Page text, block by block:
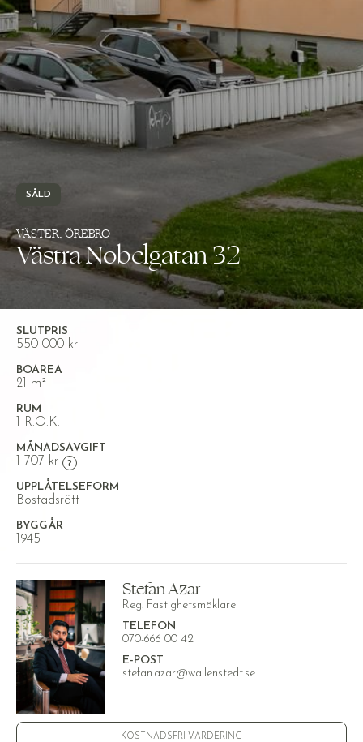
SÅLD
VÄSTER, ÖREBRO
Västra Nobelgatan 32
SLUTPRIS
550 000 kr
BOAREA
21 m²
RUM
1 R.O.K.
MÅNADSAVGIFT
1 707 kr
UPPLÅTELSEFORM
Bostadsrätt
BYGGÅR
1945
Stefan Azar
Reg. Fastighetsmäklare
TELEFON
070-666 00 42
E-POST
stefan.azar@wallenstedt.se
KOSTNADSFRI VÄRDERING